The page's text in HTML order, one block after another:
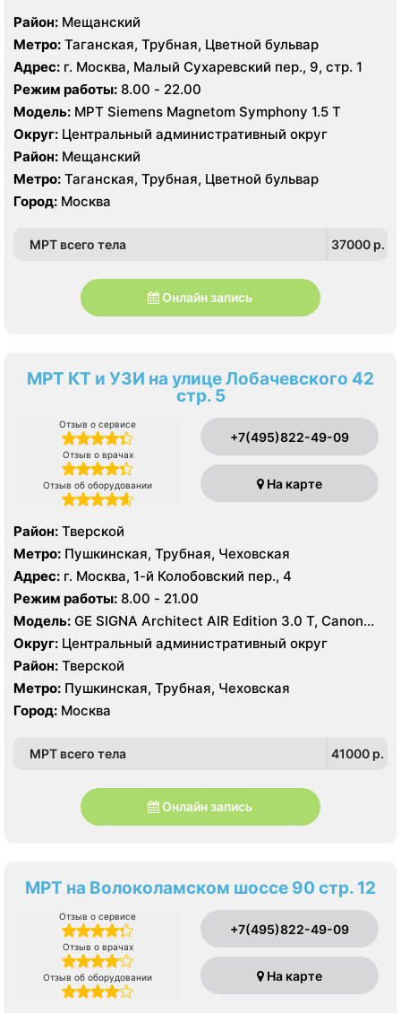
Район: Мещанский
Метро: Таганская, Трубная, Цветной бульвар
Адрес: г. Москва, Малый Сухаревский пер., 9, стр. 1
Режим работы: 8.00 - 22.00
Модель: МРТ Siemens Magnetom Symphony 1.5 Т
Округ: Центральный административный округ
Район: Мещанский
Метро: Таганская, Трубная, Цветной бульвар
Город: Москва
МРТ всего тела 37000 p.
Онлайн запись
МРТ КТ и УЗИ на улице Лобачевского 42
стр. 5
Отзыв о сервисе
Отзыв о врачах
Отзыв об оборудовании
+7(495)822-49-09
На карте
Район: Тверской
Метро: Пушкинская, Трубная, Чеховская
Адрес: г. Москва, 1-й Колобовский пер., 4
Режим работы: 8.00 - 21.00
Модель: GE SIGNA Architect AIR Edition 3.0 Т, Canon
Aquilion One Genesis Edition 640 срезов, УЗИ
Округ: Центральный административный округ
Район: Тверской
Метро: Пушкинская, Трубная, Чеховская
Город: Москва
МРТ всего тела 41000 p.
Онлайн запись
МРТ на Волоколамском шоссе 90 стр. 12
Отзыв о сервисе
Отзыв о врачах
Отзыв об оборудовании
+7(495)822-49-09
На карте